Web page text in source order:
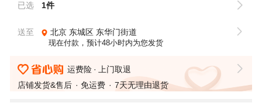
已选 1件
送至 北京 东城区 东华门街道
现在付款，预计48小时内为您发货
运费险
上门取退
店铺发货&售后
免运费 7天无理由退货